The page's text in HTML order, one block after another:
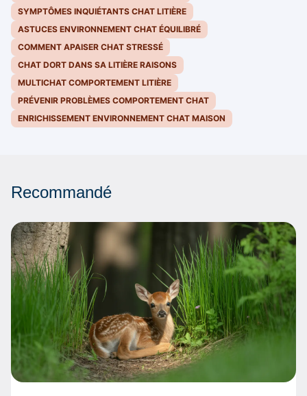
SYMPTÔMES INQUIÉTANTS CHAT LITIÈRE
ASTUCES ENVIRONNEMENT CHAT ÉQUILIBRÉ
COMMENT APAISER CHAT STRESSÉ
CHAT DORT DANS SA LITIÈRE RAISONS
MULTICHAT COMPORTEMENT LITIÈRE
PRÉVENIR PROBLÈMES COMPORTEMENT CHAT
ENRICHISSEMENT ENVIRONNEMENT CHAT MAISON
Recommandé